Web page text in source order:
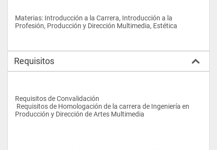
Multimedia asumiendo un perfil creativo y estético acorde a
las actuales condiciones que impone el arte digital e
interactivo en este nuevo siglo.
Materias: Introducción a la Carrera, Introducción a la
Profesión, Producción y Dirección Multimedia, Estética
Requisitos
Requisitos de Convalidación
Producción y Dirección de Artes Multimedia